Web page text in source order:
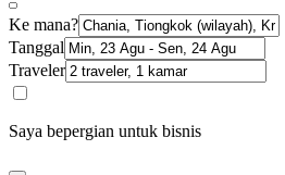
Ke mana?
Tanggal
Traveler
Saya bepergian untuk bisnis